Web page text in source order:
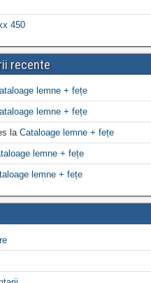
450
recente
lemne + fețe
lemne + fețe
la Cataloage lemne + fețe
lemne + fețe
lemne + fețe